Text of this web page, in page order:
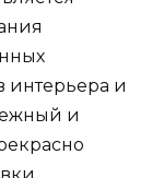
интерьера и
и